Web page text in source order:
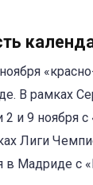
В рамках
2 и 9 ноября
Лиги
в Мадриде с